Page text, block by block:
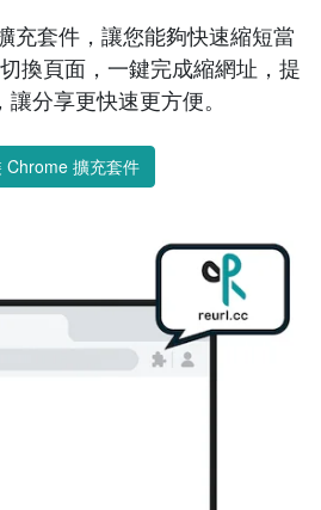
充套件，讓您能夠快速縮短當
換頁面，一鍵完成縮網址，提
分享更快速更方便。
Chrome 擴充套件